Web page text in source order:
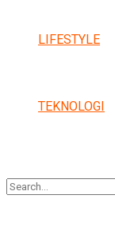
LIFESTYLE
TEKNOLOGI